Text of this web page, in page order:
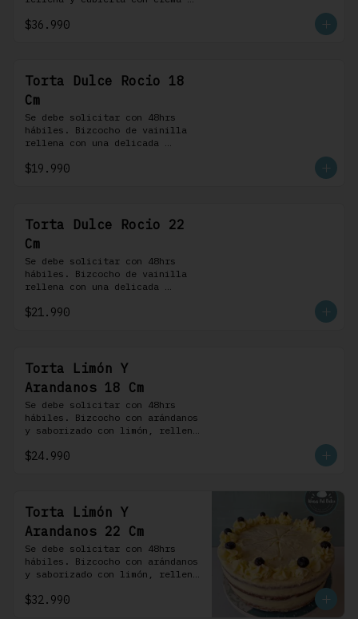
profiteroles.
$36.990
Torta Dulce Rocio 18
Cm
Se debe solicitar con 48hrs
hábiles. Bizcocho de vainilla
rellena con una delicada
de leche cubierta con nuestra
$19.990
Torta Dulce Rocio 22
Cm
Se debe solicitar con 48hrs
hábiles. Bizcocho de vainilla
rellena con una delicada
de leche cubierta con nuestra
$21.990
Torta Limón Y
Arandanos 18 Cm
Se debe solicitar con 48hrs
hábiles. Bizcocho con arándanos
y saborizado con limón, rellena
rojos y cubierta con un
$24.990
Torta Limón Y
Arandanos 22 Cm
Se debe solicitar con 48hrs
hábiles. Bizcocho con arándanos
y saborizado con limón, rellena
rojos y cubierta con un
$32.990